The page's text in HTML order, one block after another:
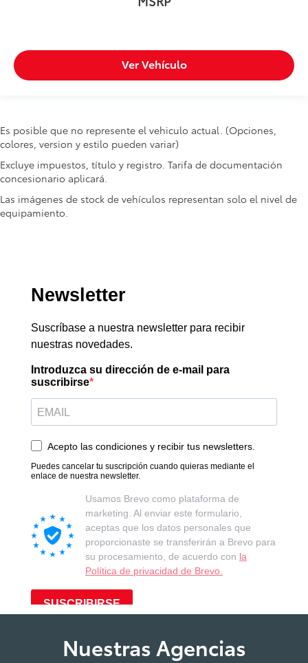
Ver Vehículo
Es posible que no represente el vehiculo actual. (Opciones,
colores, version y estilo pueden variar)
Excluye impuestos, título y registro. Tarifa de documentación
concesionario aplicará.
Las imágenes de stock de vehículos representan solo el nivel de
equipamiento.
Nuestras Agencias